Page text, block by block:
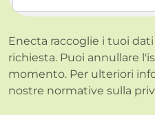
Enecta raccoglie i tuoi
richiesta. Puoi annullare
momento. Per ulteriori
nostre normative sulla